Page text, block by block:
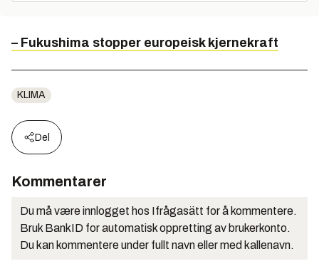
– Fukushima stopper europeisk kjernekraft
KLIMA
Del
Kommentarer
Du må være innlogget hos Ifrågasätt for å kommentere.
Bruk BankID for automatisk oppretting av brukerkonto.
Du kan kommentere under fullt navn eller med kallenavn.